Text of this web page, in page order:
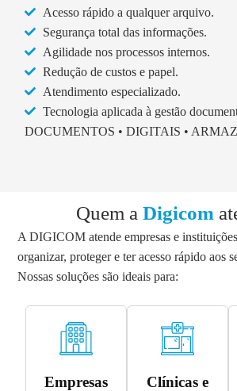
Acesso rápido a qualquer arquivo.
Segurança total das informações.
Agilidade nos processos internos.
Redução de custos e papel.
Atendimento especializado.
Tecnologia aplicada à gestão
DOCUMENTOS • DIGITAIS •
Quem a Digicom
A DIGICOM atende empresas e
organizar, proteger e ter acesso rápido aos
Nossas soluções são ideais para:
Empresas
Clínicas e